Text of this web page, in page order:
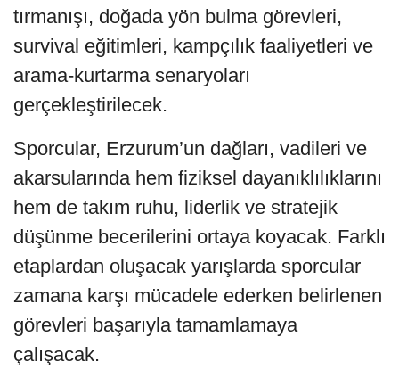
tırmanışı, doğada yön bulma görevleri,
survival eğitimleri, kampçılık faaliyetleri ve
arama-kurtarma senaryoları
gerçekleştirilecek.
Sporcular, Erzurum’un dağları, vadileri ve
akarsularında hem fiziksel dayanıklılıklarını
hem de takım ruhu, liderlik ve stratejik
düşünme becerilerini ortaya koyacak. Farklı
etaplardan oluşacak yarışlarda sporcular
zamana karşı mücadele ederken belirlenen
görevleri başarıyla tamamlamaya
çalışacak.